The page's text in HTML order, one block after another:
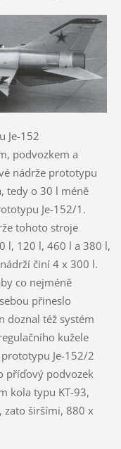
Je-152
podvozkem a
nádrže prototypu
tedy o 30 l méně
Je-152/1.
tohoto stroje
l, 120 l, 460 l a 380 l,
činí 4 x 300 l.
co nejméně
přineslo
doznal též systém
kužele
Je-152/2
příďový podvozek
kola typu KT-93,
zato širšími, 880 x